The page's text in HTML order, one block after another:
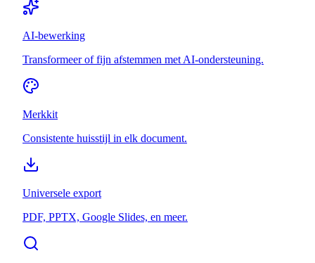
AI-bewerking
Transformeer of fijn afstemmen met AI-ondersteuning.
Merkkit
Consistente huisstijl in elk document.
Universele export
PDF, PPTX, Google Slides, en meer.